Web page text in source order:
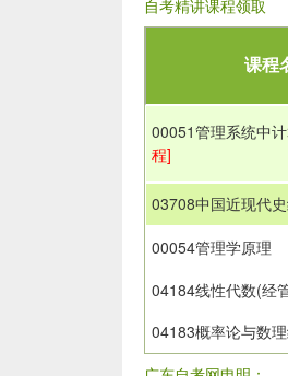
自考精讲课程领取
课程
00051管理系统中
程]
03708中国近现代
00054管理学原理
04184线性代数(经
04183概率论与数